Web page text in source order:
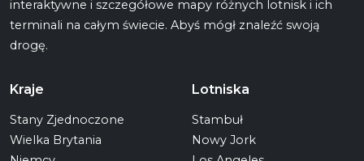
interaktywne i szczegółowe mapy różnych lotnisk i ich
terminali na całym świecie. Abyś mógł znaleźć swoją
drogę.
Kraje
Stany Zjednoczone
Wielka Brytania
Lotniska
Stambuł
Nowy Jork